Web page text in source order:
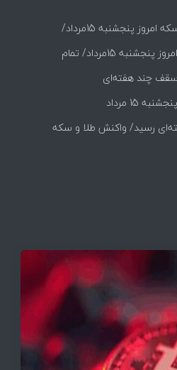
قیمت طلا، دلار و سکه امروز پنجشنبه 15مرداد/
جدول
قیمت طلا و سکه امروز پنجشنبه 15مرداد/ تمام
+ جدول
سقف چند هفته‌ای
15 مرداد
رسید/ واکنش طلا و سکه